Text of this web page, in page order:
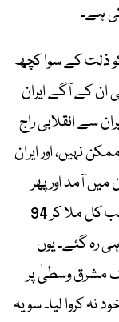
ذلت کے سوا کچھ
ان کے آگے ایران
سے انقلابی راج
نہیں، اور ایران
آمد اور پھر
ٹرمپ اور نیتن یاہو کا فاتحانہ دورہ تہران یہ سب کل ملا کر 94
رہ گئے۔ یوں
مشرق وسطیٰ پر
کروا لیا۔ سو یہ